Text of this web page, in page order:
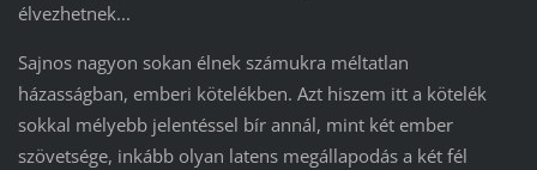
élvezhetnek...
Sajnos nagyon sokan élnek számukra méltatlan
házasságban, emberi kötelékben. Azt hiszem itt a kötelék
sokkal mélyebb jelentéssel bír annál, mint két ember
szövetsége, inkább olyan latens megállapodás a két fél